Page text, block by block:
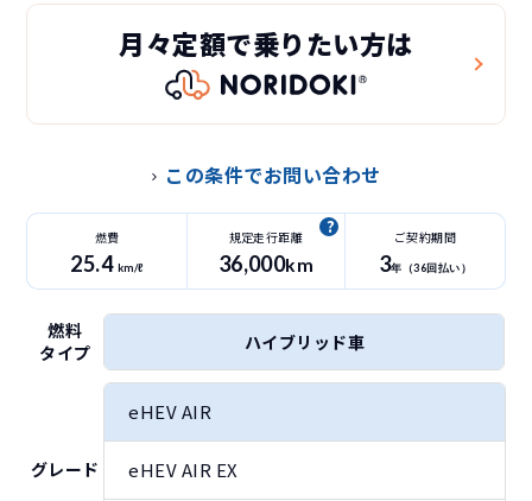
月々定額で乗りたい方は
この条件でお問い合わせ
燃費
25.4 km/ℓ
規定走行距離
36,000km
ご契約期間
3年（36回払い）
燃料
タイプ
ハイブリッド車
グレード
eHEV AIR
eHEV AIR EX